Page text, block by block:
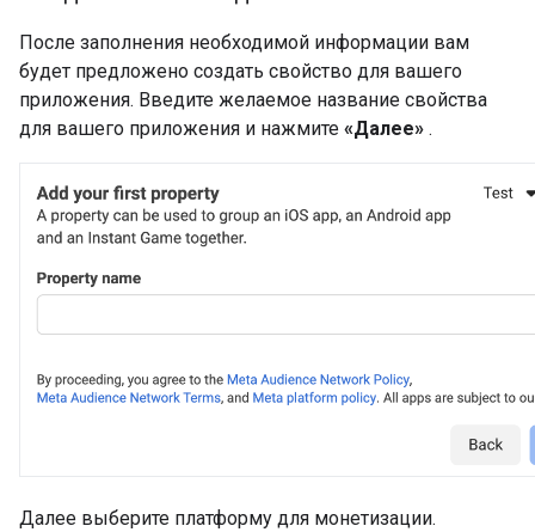
После заполнения необходимой информации вам
будет предложено создать свойство для вашего
приложения. Введите желаемое название свойства
для вашего приложения и нажмите «Далее» .
Далее выберите платформу для монетизации.